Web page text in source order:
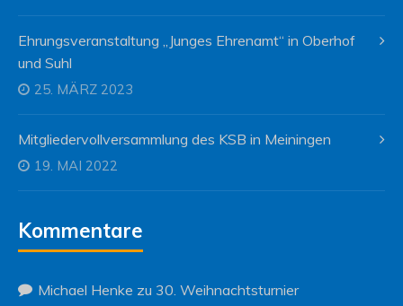
Ehrungsveranstaltung „Junges Ehrenamt“ in Oberhof
und Suhl
25. MÄRZ 2023
Mitgliedervollversammlung des KSB in Meiningen
19. MAI 2022
Kommentare
Michael Henke zu 30. Weihnachtsturnier